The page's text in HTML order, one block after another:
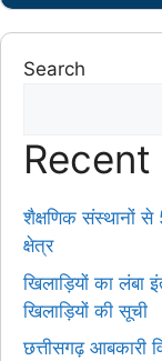
Search
शैक्षणिक संस्थानों से
क्षेत्र
खिलाड़ियों का लंबा
खिलाड़ियों की सूची
छत्तीसगढ़ आबकारी